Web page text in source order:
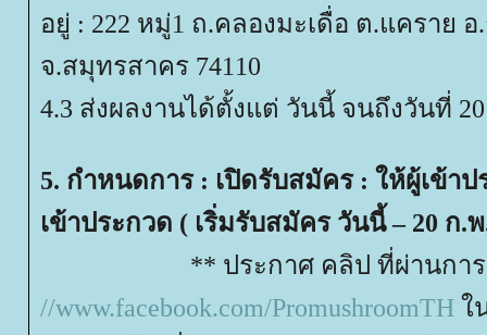
อยู่ : 222 หมู่1 ถ.คลองมะเดื่อ ต.แคราย
จ.สมุทรสาคร 74110
4.3 ส่งผลงานได้ตั้งแต่ วันนี้ จนถึงวันที่ 20
5. กำหนดการ : เปิดรับสมัคร : ให้ผู้เข้า
เข้าประกวด ( เริ่มรับสมัคร วันนี้ – 20 ก.พ
** ประกาศ คลิป ที่ผ่านการตร
//www.facebook.com/PromushroomTH น